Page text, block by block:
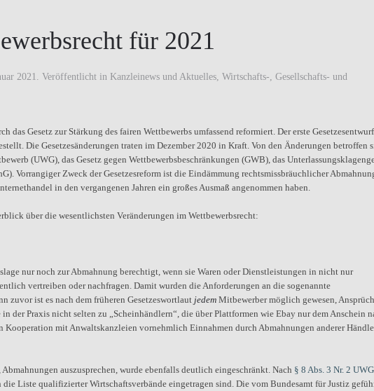
für 2021
2021. Veröffentlicht in Kanzleinews und Aktuelles, Wirtschafts-, Gesellschafts- und
das Gesetz zur Stärkung des fairen Wettbewerbs umfassend reformiert. Der erste
Die Gesetzesänderungen traten im Dezember 2020 in Kraft. Von den Änderungen betroffen
(UWG), das Gesetz gegen Wettbewerbsbeschränkungen (GWB), das
Vorrangiger Zweck der Gesetzesreform ist die Eindämmung rechtsmissbräuchlicher
in den vergangenen Jahren ein großes Ausmaß angenommen haben.
über die wesentlichsten Veränderungen im Wettbewerbsrecht:
nur noch zur Abmahnung berechtigt, wenn sie Waren oder Dienstleistungen in nicht nur
vertreiben oder nachfragen. Damit wurden die Anforderungen an die sogenannte
ist es nach dem früheren Gesetzeswortlaut jedem Mitbewerber möglich gewesen,
der Praxis nicht selten zu „Scheinhändlern“, die über Plattformen wie Ebay nur dem Anschein
Kooperation mit Anwaltskanzleien vornehmlich Einnahmen durch Abmahnungen anderer
auszusprechen, wurde ebenfalls deutlich eingeschränkt. Nach § 8 Abs. 3 Nr. 2 UWG
Liste qualifizierter Wirtschaftsverbände eingetragen sind. Die vom Bundesamt für Justiz